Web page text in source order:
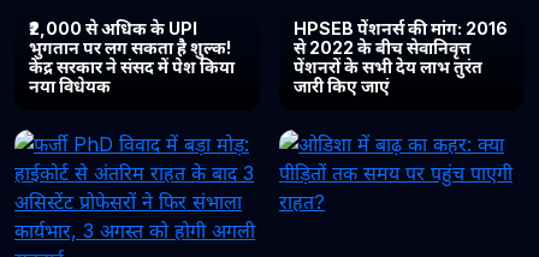
₹2,000 से अधिक के UPI
भुगतान पर लग सकता है शुल्क!
केंद्र सरकार ने संसद में पेश किया
नया विधेयक
HPSEB पेंशनर्स की मांग: 2016
से 2022 के बीच सेवानिवृत्त
पेंशनरों के सभी देय लाभ तुरंत
जारी किए जाएं